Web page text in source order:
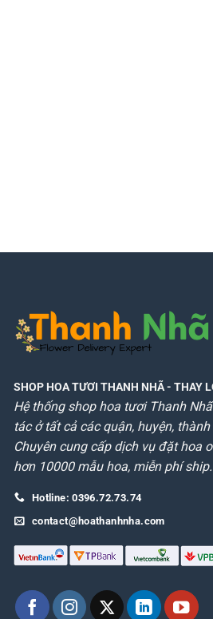
SHOP HOA TƯƠI THANH NHÃ- THAY
Hệ thống shop hoa tươi Thanh
tác ở tất cả các quận, huyện,
Chuyên cung cấp dịch vụ đặt hoa
hơn 10000 mẫu hoa, miễn phí ship.
Hotline: 0396.72.73.74
contact@hoathanhnha.com